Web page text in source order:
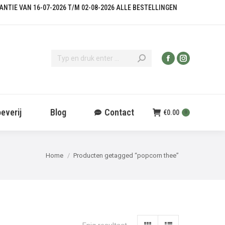
VAN 16-07-2026 T/M 02-08-2026 ALLE BESTELLINGEN
Blog Contact €0.00 0
Je bent hier:
Home Producten getagged “popcorn thee”